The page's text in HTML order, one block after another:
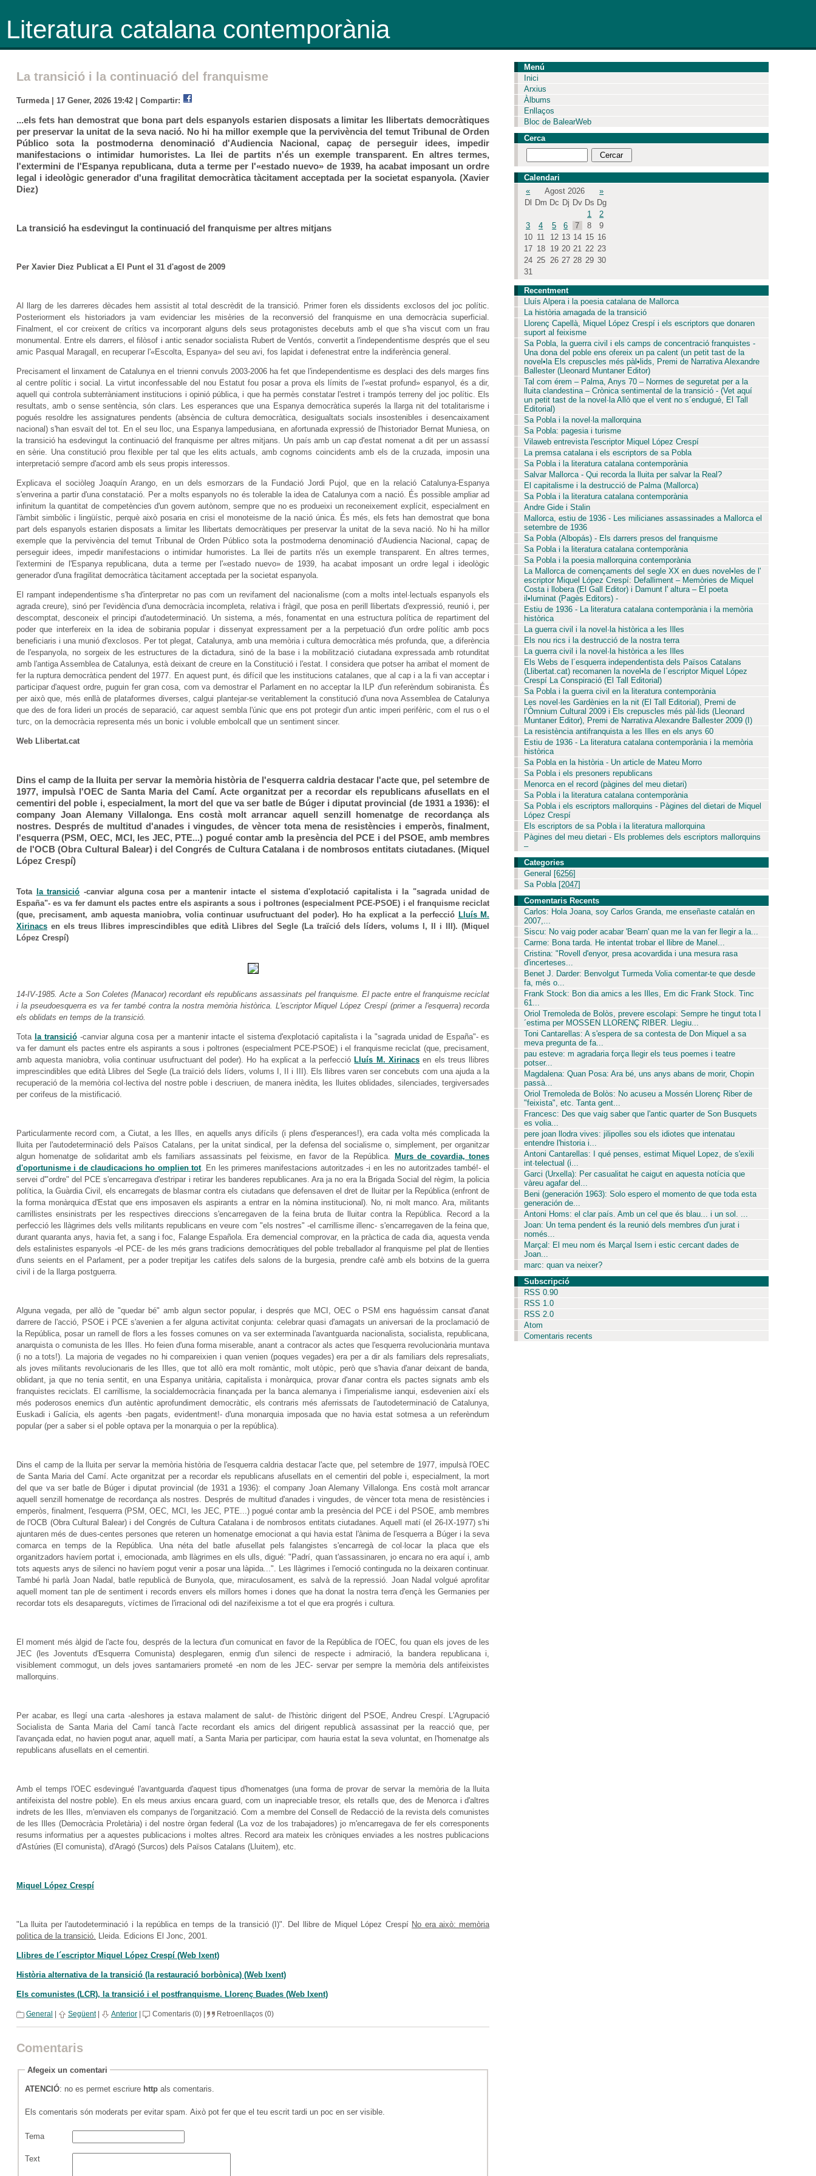
Literatura catalana contemporània
La transició i la continuació del franquisme
Turmeda | 17 Gener, 2026 19:42 | Compartir:
...els fets han demostrat que bona part dels espanyols estarien disposats a limitar les llibertats democràtiques
per preservar la unitat de la seva nació. No hi ha millor exemple que la pervivència del temut Tribunal de Orden
Público sota la postmoderna denominació d'Audiencia Nacional, capaç de perseguir idees, impedir
manifestacions o intimidar humoristes. La llei de partits n'és un exemple transparent. En altres termes,
l'extermini de l'Espanya republicana, duta a terme per l'«estado nuevo» de 1939, ha acabat imposant un ordre
legal i ideològic generador d'una fragilitat democràtica tàcitament acceptada per la societat espanyola. (Xavier
Diez)
La transició ha esdevingut la continuació del franquisme per altres mitjans
Per Xavier Diez Publicat a El Punt el 31 d'agost de 2009
Al llarg de les darreres dècades hem assistit al total descrèdit de la transició. Primer foren els dissidents exclosos del joc polític.
Posteriorment els historiadors ja vam evidenciar les misèries de la reconversió del franquisme en una democràcia superficial.
Finalment, el cor creixent de crítics va incorporant alguns dels seus protagonistes decebuts amb el que s'ha viscut com un frau
monumental. Entre els darrers, el filòsof i antic senador socialista Rubert de Ventós, convertit a l'independentisme després que el seu
amic Pasqual Maragall, en recuperar l'«Escolta, Espanya» del seu avi, fos lapidat i defenestrat entre la indiferència general.
Precisament el linxament de Catalunya en el trienni convuls 2003-2006 ha fet que l'independentisme es desplaci des dels marges fins
al centre polític i social. La virtut inconfessable del nou Estatut fou posar a prova els límits de l'«estat profund» espanyol, és a dir,
aquell qui controla subterràniament institucions i opinió pública, i que ha permès constatar l'estret i trampós terreny del joc polític. Els
resultats, amb o sense sentència, són clars. Les esperances que una Espanya democràtica superés la llarga nit del totalitarisme i
pogués resoldre les assignatures pendents (absència de cultura democràtica, desigualtats socials insostenibles i desencaixament
nacional) s'han esvaït del tot. En el seu lloc, una Espanya lampedusiana, en afortunada expressió de l'historiador Bernat Muniesa, on
la transició ha esdevingut la continuació del franquisme per altres mitjans. Un país amb un cap d'estat nomenat a dit per un assassí
en sèrie. Una constitució prou flexible per tal que les elits actuals, amb cognoms coincidents amb els de la cruzada, imposin una
interpretació sempre d'acord amb els seus propis interessos.
Explicava el sociòleg Joaquín Arango, en un dels esmorzars de la Fundació Jordi Pujol, que en la relació Catalunya-Espanya
s'enverina a partir d'una constatació. Per a molts espanyols no és tolerable la idea de Catalunya com a nació. És possible ampliar ad
infinitum la quantitat de competències d'un govern autònom, sempre que no es produeixi un reconeixement explícit, especialment en
l'àmbit simbòlic i lingüístic, perquè això posaria en crisi el monoteisme de la nació única. És més, els fets han demostrat que bona
part dels espanyols estarien disposats a limitar les llibertats democràtiques per preservar la unitat de la seva nació. No hi ha millor
exemple que la pervivència del temut Tribunal de Orden Público sota la postmoderna denominació d'Audiencia Nacional, capaç de
perseguir idees, impedir manifestacions o intimidar humoristes. La llei de partits n'és un exemple transparent. En altres termes,
l'extermini de l'Espanya republicana, duta a terme per l'«estado nuevo» de 1939, ha acabat imposant un ordre legal i ideològic
generador d'una fragilitat democràtica tàcitament acceptada per la societat espanyola.
El rampant independentisme s'ha d'interpretar no pas com un revifament del nacionalisme (com a molts intel·lectuals espanyols els
agrada creure), sinó per l'evidència d'una democràcia incompleta, relativa i fràgil, que posa en perill llibertats d'expressió, reunió i, per
descomptat, desconeix el principi d'autodeterminació. Un sistema, a més, fonamentat en una estructura política de repartiment del
poder que interfereix en la idea de sobirania popular i dissenyat expressament per a la perpetuació d'un ordre polític amb pocs
beneficiaris i una munió d'exclosos. Per tot plegat, Catalunya, amb una memòria i cultura democràtica més profunda, que, a diferència
de l'espanyola, no sorgeix de les estructures de la dictadura, sinó de la base i la mobilització ciutadana expressada amb rotunditat
amb l'antiga Assemblea de Catalunya, està deixant de creure en la Constitució i l'estat. I considera que potser ha arribat el moment de
fer la ruptura democràtica pendent del 1977. En aquest punt, és difícil que les institucions catalanes, que al cap i a la fi van acceptar i
participar d'aquest ordre, puguin fer gran cosa, com va demostrar el Parlament en no acceptar la ILP d'un referèndum sobiranista. És
per això que, més enllà de plataformes diverses, calgui plantejar-se veritablement la constitució d'una nova Assemblea de Catalunya
que des de fora lideri un procés de separació, car aquest sembla l'únic que ens pot protegir d'un antic imperi perifèric, com el rus o el
turc, on la democràcia representa més un bonic i voluble embolcall que un sentiment sincer.
Web Llibertat.cat
Dins el camp de la lluita per servar la memòria història de l'esquerra caldria destacar l'acte que, pel setembre de
1977, impulsà l'OEC de Santa Maria del Camí. Acte organitzat per a recordar els republicans afusellats en el
cementiri del poble i, especialment, la mort del que va ser batle de Búger i diputat provincial (de 1931 a 1936): el
company Joan Alemany Villalonga. Ens costà molt arrancar aquell senzill homenatge de recordança als
nostres. Després de multitud d'anades i vingudes, de vèncer tota mena de resistències i emperòs, finalment,
l'esquerra (PSM, OEC, MCI, les JEC, PTE...) pogué contar amb la presència del PCE i del PSOE, amb membres
de l'OCB (Obra Cultural Balear) i del Congrés de Cultura Catalana i de nombrosos entitats ciutadanes. (Miquel
López Crespí)
Tota la transició -canviar alguna cosa per a mantenir intacte el sistema d'explotació capitalista i la "sagrada unidad de
España"- es va fer damunt els pactes entre els aspirants a sous i poltrones (especialment PCE-PSOE) i el franquisme reciclat
(que, precisament, amb aquesta maniobra, volia continuar usufructuant del poder). Ho ha explicat a la perfecció Lluís M.
Xirinacsen els treus llibres imprescindibles que edità Llibres del Segle (La traïció dels líders, volums I, II i III). (Miquel
López Crespí)
14-IV-1985. Acte a Son Coletes (Manacor) recordant els republicans assassinats pel franquisme. El pacte entre el franquisme reciclat
i la pseudoesquerra es va fer també contra la nostra memòria històrica. L'escriptor Miquel López Crespí (primer a l'esquerra) recorda
els oblidats en temps de la transició.
Tota la transició-canviar alguna cosa per a mantenir intacte el sistema d'explotació capitalista i la "sagrada unidad de España"- es
va fer damunt els pactes entre els aspirants a sous i poltrones (especialment PCE-PSOE) i el franquisme reciclat (que, precisament,
amb aquesta maniobra, volia continuar usufructuant del poder). Ho ha explicat a la perfecció Lluís M. Xirinacs en els treus llibres
imprescindibles que edità Llibres del Segle (La traïció dels líders, volums I, II i III). Els llibres varen ser concebuts com una ajuda a la
recuperació de la memòria col·lectiva del nostre poble i descriuen, de manera inèdita, les lluites oblidades, silenciades, tergiversades
per corifeus de la mistificació.
Particularmente record com, a Ciutat, a les Illes, en aquells anys difícils (i plens d'esperances!), era cada volta més complicada la
lluita per l'autodeterminació dels Països Catalans, per la unitat sindical, per la defensa del socialisme o, simplement, per organitzar
algun homenatge de solidaritat amb els familiars assassinats pel feixisme, en favor de la República.
Murs de covardia, tones
d'oportunisme i de claudicacions ho omplien tot. En les primeres manifestacions autoritzades -i en les no autoritzades també!- el
servei d'"ordre" del PCE s'encarregava d'estripar i retirar les banderes republicanes. Ara ja no era la Brigada Social del règim, la policia
política, la Guàrdia Civil, els encarregats de blasmar contra els ciutadans que defensaven el dret de lluitar per la República (enfront de
la forma monàrquica d'Estat que ens imposaven els aspirants a entrar en la nòmina institucional). No, ni molt manco. Ara, militants
carrillistes ensinistrats per les respectives direccions s'encarregaven de la feina bruta de lluitar contra la República. Record a la
perfecció les llàgrimes dels vells militants republicans en veure com "els nostres" -el carrillisme illenc- s'encarregaven de la feina que,
durant quaranta anys, havia fet, a sang i foc, Falange Española. Era demencial comprovar, en la pràctica de cada dia, aquesta venda
dels estalinistes espanyols -el PCE- de les més grans tradicions democràtiques del poble treballador al franquisme pel plat de llenties
d'uns seients en el Parlament, per a poder trepitjar les catifes dels salons de la burgesia, prendre cafè amb els botxins de la guerra
civil i de la llarga postguerra.
Alguna vegada, per allò de "quedar bé" amb algun sector popular, i després que MCI, OEC o PSM ens haguéssim cansat d'anat
darrere de l'acció, PSOE i PCE s'avenien a fer alguna activitat conjunta: celebrar quasi d'amagats un aniversari de la proclamació de
la República, posar un ramell de flors a les fosses comunes on va ser exterminada l'avantguarda nacionalista, socialista, republicana,
anarquista o comunista de les Illes. Ho feien d'una forma miserable, anant a contracor als actes que l'esquerra revolucionària muntava
(i no a tots!). La majoria de vegades no hi compareixien i quan venien (poques vegades) era per a dir als familiars dels represaliats,
als joves militants revolucionaris de les Illes, que tot allò era molt romàntic, molt utòpic, però que s'havia d'anar deixant de banda,
oblidant, ja que no tenia sentit, en una Espanya unitària, capitalista i monàrquica, provar d'anar contra els pactes signats amb els
franquistes reciclats. El carrillisme, la socialdemocràcia finançada per la banca alemanya i l'imperialisme ianqui, esdevenien així els
més poderosos enemics d'un autèntic aprofundiment democràtic, els contraris més aferrissats de l'autodeterminació de Catalunya,
Euskadi i Galícia, els agents -ben pagats, evidentment!- d'una monarquia imposada que no havia estat sotmesa a un referèndum
popular (per a saber si el poble optava per la monarquia o per la república).
Dins el camp de la lluita per servar la memòria història de l'esquerra caldria destacar l'acte que, pel setembre de 1977, impulsà l'OEC
de Santa Maria del Camí. Acte organitzat per a recordar els republicans afusellats en el cementiri del poble i, especialment, la mort
del que va ser batle de Búger i diputat provincial (de 1931 a 1936): el company Joan Alemany Villalonga. Ens costà molt arrancar
aquell senzill homenatge de recordança als nostres. Després de multitud d'anades i vingudes, de vèncer tota mena de resistències i
emperòs, finalment, l'esquerra (PSM, OEC, MCI, les JEC, PTE...) pogué contar amb la presència del PCE i del PSOE, amb membres
de l'OCB (Obra Cultural Balear) i del Congrés de Cultura Catalana i de nombrosos entitats ciutadanes. Aquell matí (el 26-IX-1977) s'hi
ajuntaren més de dues-centes persones que reteren un homenatge emocionat a qui havia estat l'ànima de l'esquerra a Búger i la seva
comarca en temps de la República. Una néta del batle afusellat pels falangistes s'encarregà de col·locar la placa que els
organitzadors havíem portat i, emocionada, amb llàgrimes en els ulls, digué: "Padrí, quan t'assassinaren, jo encara no era aquí i, amb
tots aquests anys de silenci no havíem pogut venir a posar una làpida...". Les llàgrimes i l'emoció continguda no la deixaren continuar.
També hi parlà Joan Nadal, batle republicà de Bunyola, que, miraculosament, es salvà de la repressió. Joan Nadal volgué aprofitar
aquell moment tan ple de sentiment i records envers els millors homes i dones que ha donat la nostra terra d'ençà les Germanies per
recordar tots els desapareguts, víctimes de l'irracional odi del nazifeixisme a tot el que era progrés i cultura.
El moment més àlgid de l'acte fou, després de la lectura d'un comunicat en favor de la República de l'OEC, fou quan els joves de les
JEC (les Joventuts d'Esquerra Comunista) desplegaren, enmig d'un silenci de respecte i admiració, la bandera republicana i,
visiblement commogut, un dels joves santamariers prometé -en nom de les JEC- servar per sempre la memòria dels antifeixistes
mallorquins.
Per acabar, es llegí una carta -aleshores ja estava malament de salut- de l'històric dirigent del PSOE, Andreu Crespí. L'Agrupació
Socialista de Santa Maria del Camí tancà l'acte recordant els amics del dirigent republicà assassinat per la reacció que, per
l'avançada edat, no havien pogut anar, aquell matí, a Santa Maria per participar, com hauria estat la seva voluntat, en l'homenatge als
republicans afusellats en el cementiri.
Amb el temps l'OEC esdevingué l'avantguarda d'aquest tipus d'homenatges (una forma de provar de servar la memòria de la lluita
antifeixista del nostre poble). En els meus arxius encara guard, com un inapreciable tresor, els retalls que, des de Menorca i d'altres
indrets de les Illes, m'enviaven els companys de l'organització. Com a membre del Consell de Redacció de la revista dels comunistes
de les Illes (Democràcia Proletària) i del nostre òrgan federal (La voz de los trabajadores) jo m'encarregava de fer els corresponents
resums informatius per a aquestes publicacions i moltes altres. Record ara mateix les cròniques enviades a les nostres publicacions
d'Astúries (El comunista), d'Aragó (Surcos) dels Països Catalans (Lluitem), etc.
Miquel López Crespí
"La lluita per l'autodeterminació i la república en temps de la transició (I)". Del llibre de Miquel López Crespí No era això: memòria
polìtica de la transició. Lleida. Edicions El Jonc, 2001.
Llibres de l´escriptor Miquel López Crespí (Web Ixent)
Història alternativa de la transició (la restauració borbònica) (Web Ixent)
Els comunistes (LCR), la transició i el postfranquisme. Llorenç Buades (Web Ixent)
General | Següent| Anterior| Comentaris (0) | Retroenllaços (0)
Comentaris
Afegeix un comentari
ATENCIÓ: no es permet escriure httpals comentaris.
Els comentaris són moderats per evitar spam. Això pot fer que el teu escrit tardi un poc en ser visible.
Tema
Text
Menú
Inici
Arxius
Àlbums
Enllaços
Bloc de BalearWeb
Cerca
Calendari
«
Agost 2026
»
Dl
Dm Dc Dj Dv Ds Dg
1
2
3
4 5 6 7 8
9
10 11 12 13 14 15 16
17 18 19 20 21 22 23
24 25 26 27 28 29 30
31
Recentment
Lluís Alpera i la poesia catalana de Mallorca
La història amagada de la transició
Llorenç Capellà, Miquel López Crespí i els escriptors que donaren
suport al feixisme
Sa Pobla, la guerra civil i els camps de concentració franquistes -
Una dona del poble ens ofereix un pa calent (un petit tast de la
novel•la Els crepuscles més pàl•lids, Premi de Narrativa Alexandre
Ballester (Lleonard Muntaner Editor)
Tal com érem – Palma, Anys 70 – Normes de seguretat per a la
lluita clandestina – Crònica sentimental de la transició - (Vet aquí
un petit tast de la novel·la Allò que el vent no s´endugué, El Tall
Editorial)
Sa Pobla i la novel·la mallorquina
Sa Pobla: pagesia i turisme
Vilaweb entrevista l'escriptor Miquel López Crespí
La premsa catalana i els escriptors de sa Pobla
Sa Pobla i la literatura catalana contemporània
Salvar Mallorca - Qui recorda la lluita per salvar la Real?
El capitalisme i la destrucció de Palma (Mallorca)
Sa Pobla i la literatura catalana contemporània
Andre Gide i Stalin
Mallorca, estiu de 1936 - Les milicianes assassinades a Mallorca el
setembre de 1936
Sa Pobla (Albopás) - Els darrers presos del franquisme
Sa Pobla i la literatura catalana contemporània
Sa Pobla i la poesia mallorquina contemporània
La Mallorca de començaments del segle XX en dues novel•les de l'
escriptor Miquel López Crespí: Defalliment – Memòries de Miquel
Costa i llobera (El Gall Editor) i Damunt l' altura – El poeta
il•luminat (Pagès Editors) -
Estiu de 1936 - La literatura catalana contemporània i la memòria
històrica
La guerra civil i la novel·la històrica a les Illes
Els nou rics i la destrucció de la nostra terra
La guerra civil i la novel·la històrica a les Illes
Els Webs de l´esquerra independentista dels Països Catalans
(Llibertat.cat) recomanen la novel•la de l´escriptor Miquel López
Crespí La Conspiració (El Tall Editorial)
Sa Pobla i la guerra civil en la literatura contemporània
Les novel·les Gardènies en la nit (El Tall Editorial), Premi de
l’Òmnium Cultural 2009 i Els crepuscles més pàl·lids (Lleonard
Muntaner Editor), Premi de Narrativa Alexandre Ballester 2009 (I)
La resistència antifranquista a les Illes en els anys 60
Estiu de 1936 - La literatura catalana contemporània i la memòria
històrica
Sa Pobla en la història - Un article de Mateu Morro
Sa Pobla i els presoners republicans
Menorca en el record (pàgines del meu dietari)
Sa Pobla i la literatura catalana contemporània
Sa Pobla i els escriptors mallorquins - Pàgines del dietari de Miquel
López Crespí
Els escriptors de sa Pobla i la literatura mallorquina
Pàgines del meu dietari - Els problemes dels escriptors mallorquins
–
Categories
General [6256]
Sa Pobla [2047]
Comentaris Recents
Carlos: Hola Joana, soy Carlos Granda, me enseñaste catalán en
2007,...
Siscu: No vaig poder acabar 'Bearn' quan me la van fer llegir a la...
Carme: Bona tarda. He intentat trobar el llibre de Manel...
Cristina: "Rovell d'enyor, presa acovardida i una mesura rasa
d'incerteses...
Benet J. Darder: Benvolgut Turmeda Volia comentar-te que desde
fa, més o...
Frank Stock: Bon dia amics a les Illes, Em dic Frank Stock. Tinc
61...
Oriol Tremoleda de Bolòs, prevere escolapi: Sempre he tingut tota l
´estima per MOSSEN LLORENÇ RIBER. Llegiu...
Toni Cantarellas: A s'espera de sa contesta de Don Miquel a sa
meva pregunta de fa...
pau esteve: m agradaria força llegir els teus poemes i teatre
potser...
Magdalena: Quan Posa: Ara bé, uns anys abans de morir, Chopin
passà...
Oriol Tremoleda de Bolòs: No acuseu a Mossén Llorenç Riber de
"feixista", etc. Tanta gent...
Francesc: Des que vaig saber que l'antic quarter de Son Busquets
es volia...
pere joan llodra vives: jilipolles sou els idiotes que intenatau
entendre l'historia i...
Antoni Cantarellas: I qué penses, estimat Miquel Lopez, de s'exili
int·telectual (i...
Garci (Urxella): Per casualitat he caigut en aquesta notícia que
vàreu agafar del...
Beni (generación 1963): Solo espero el momento de que toda esta
generación de...
Antoni Homs: el clar país. Amb un cel que és blau... i un sol. ...
Joan: Un tema pendent és la reunió dels membres d'un jurat i
només...
Marçal: El meu nom és Marçal Isern i estic cercant dades de
Joan...
marc: quan va neixer?
Subscripció
RSS 0.90
RSS 1.0
RSS 2.0
Atom
Comentaris recents